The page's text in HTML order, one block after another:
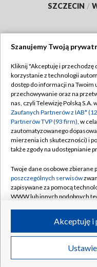
SZCZECIN /
Abonament TVP
Emisja w TVP
Centrum informacji
Naziemna Telewizja
Rada Programowa
System NOS
Informacje o nadawcy
Program dla prasy
Ogłoszenie
©2026
Szanujemy Twoją
Kliknij "Akceptuję i przechodzę
korzystanie z technologii
dostęp do informacji na
przechowywanie oraz na
nas, czyli Telewizję Polską S.A.
Zaufanych Partnerów z IAB*
Partnerów TVP (93 firm), w
zautomatyzowanego
mierzenia ich skuteczności) i
także zgody na udostępnianie
Twoje dane osobowe zbierane
poszczególnych serwisów
zapisywane za pomocą
WWW lub innych podobnych
ruchu w Internecie.
Twoje dane osobowe zbierane
poszczególnych serwisówna
Akceptuję i